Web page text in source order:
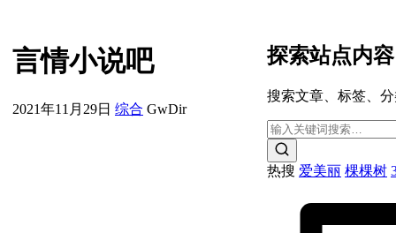
言情小说吧
2021年11月29日 综合 GwDir
探索站点内容
搜索文章、标签、
热搜 爱美丽 棵棵树